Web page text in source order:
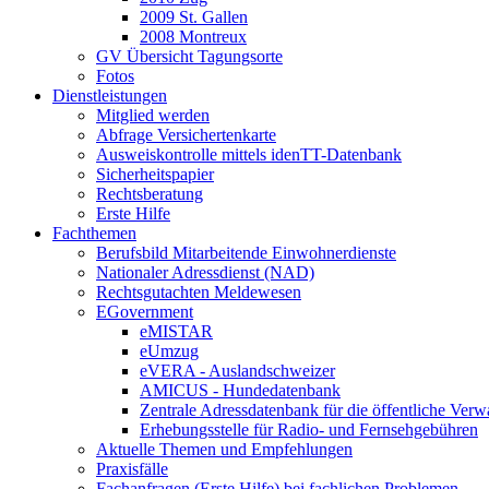
2009 St. Gallen
2008 Montreux
GV Übersicht Tagungsorte
Fotos
Dienstleistungen
Mitglied werden
Abfrage Versichertenkarte
Ausweiskontrolle mittels idenTT-Datenbank
Sicherheitspapier
Rechtsberatung
Erste Hilfe
Fachthemen
Berufsbild Mitarbeitende Einwohnerdienste
Nationaler Adressdienst (NAD)
Rechtsgutachten Meldewesen
EGovernment
eMISTAR
eUmzug
eVERA - Auslandschweizer
AMICUS - Hundedatenbank
Zentrale Adressdatenbank für die öffentliche
Erhebungsstelle für Radio- und Fernsehgebühren
Aktuelle Themen und Empfehlungen
Praxisfälle